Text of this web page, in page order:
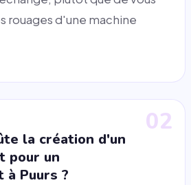
rouages d'une machine
02
la création d'un
pour un
à Puurs ?